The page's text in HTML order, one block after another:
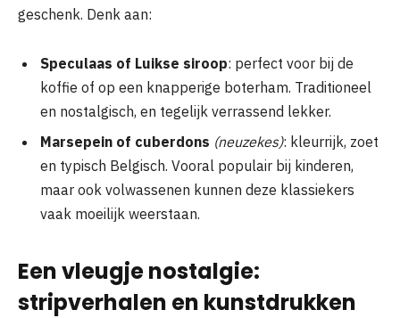
geschenk. Denk aan:
Speculaas of Luikse siroop: perfect voor bij de
koffie of op een knapperige boterham. Traditioneel
en nostalgisch, en tegelijk verrassend lekker.
Marsepein of cuberdons (neuzekes): kleurrijk, zoet
en typisch Belgisch. Vooral populair bij kinderen,
maar ook volwassenen kunnen deze klassiekers
vaak moeilijk weerstaan.
Een vleugje nostalgie:
stripverhalen en kunstdrukken